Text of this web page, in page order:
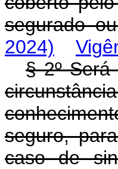
segurado
2024)
§ 2º
seguro,
caso de